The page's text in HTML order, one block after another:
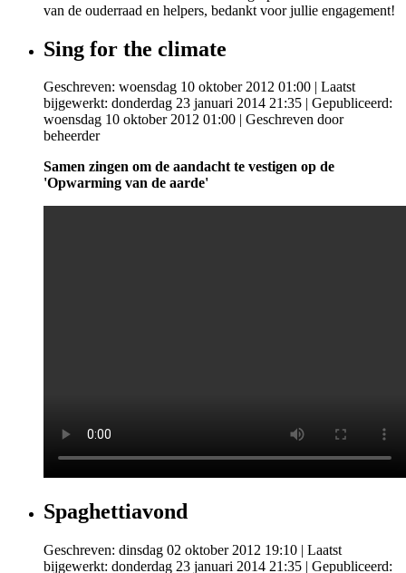
van de ouderraad en helpers, bedankt voor jullie engagement!
Sing for the climate
Geschreven: woensdag 10 oktober 2012 01:00
Laatst
bijgewerkt: donderdag 23 januari 2014 21:35
Gepubliceerd:
woensdag 10 oktober 2012 01:00
Geschreven door
beheerder
Samen zingen om de aandacht te vestigen op de
'Opwarming van de aarde'
Spaghettiavond
Geschreven: dinsdag 02 oktober 2012 19:10 | Laatst
bijgewerkt: donderdag 23 januari 2014 21:35 | Gepubliceerd: